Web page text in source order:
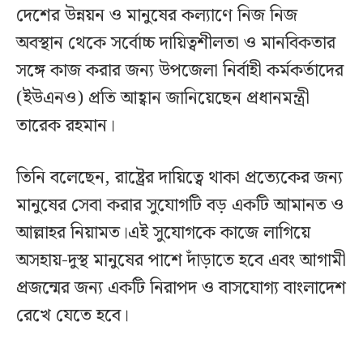
দেশের উন্নয়ন ও মানুষের কল্যাণে নিজ নিজ
অবস্থান থেকে সর্বোচ্চ দায়িত্বশীলতা ও মানবিকতার
সঙ্গে কাজ করার জন্য উপজেলা নির্বাহী কর্মকর্তাদের
(ইউএনও) প্রতি আহ্বান জানিয়েছেন প্রধানমন্ত্রী
তারেক রহমান।
তিনি বলেছেন, রাষ্ট্রের দায়িত্বে থাকা প্রত্যেকের জন্য
মানুষের সেবা করার সুযোগটি বড় একটি আমানত ও
আল্লাহর নিয়ামত।এই সুযোগকে কাজে লাগিয়ে
অসহায়-দুস্থ মানুষের পাশে দাঁড়াতে হবে এবং আগামী
প্রজন্মের জন্য একটি নিরাপদ ও বাসযোগ্য বাংলাদেশ
রেখে যেতে হবে।